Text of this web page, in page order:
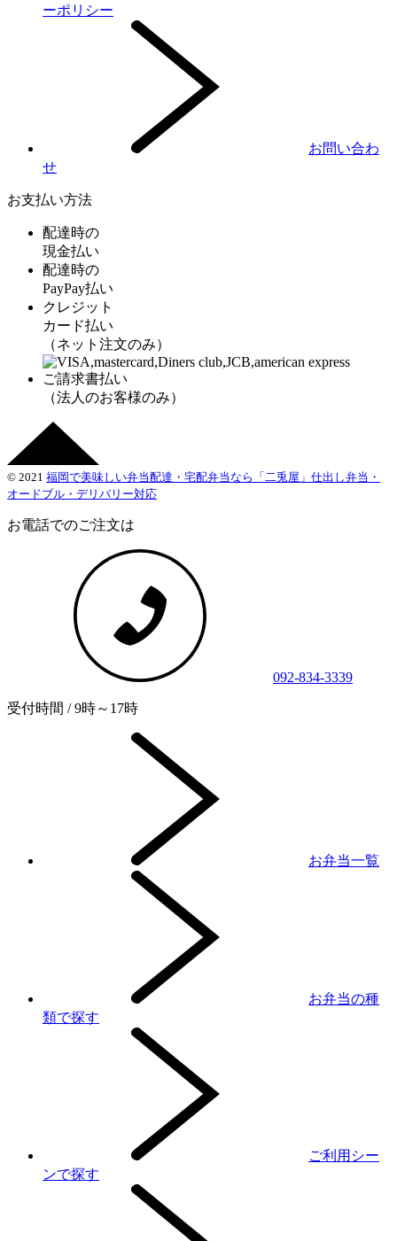
ーポリシー
お問い合わ
せ
お支払い方法
配達時の
現金払い
配達時の
PayPay払い
クレジット
カード払い
（ネット注文のみ）
ご請求書払い
（法人のお客様のみ）
© 2021 福岡で美味しい弁当配達・宅配弁当なら「二兎屋」仕出し弁当・
オードブル・デリバリー対応
お電話でのご注文は
092-834-3339
受付時間 / 9時～17時
お弁当一覧
お弁当の種
類で探す
ご利用シー
ンで探す